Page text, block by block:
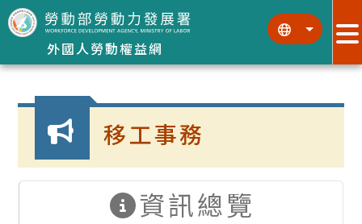
跳到主要內容區塊
外國人勞動權益網
::: :::
:::
移工事務
資訊總覽